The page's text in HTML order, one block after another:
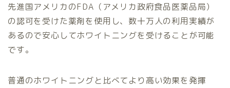
先進国アメリカのFDA（アメリカ政府食品医薬品局）
の認可を受けた薬剤を使用し、数十万人の利用実績が
あるので安心してホワイトニングを受けることが可能
です。
普通のホワイトニングと比べてより高い効果を発揮